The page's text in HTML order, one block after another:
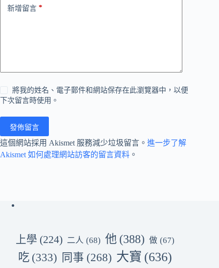
新增留言 *
將我的姓名、電子郵件和網站保存在此瀏覽器中，以便
下次留言時使用。
發佈留言
這個網站採用 Akismet 服務減少垃圾留言。 進一步了解
Akismet 如何處理網站訪客的留言資料 。
上學 (224) 二人 (68) 他 (388) 做 (67)
吃 (333) 同事 (268) 大寶 (636)